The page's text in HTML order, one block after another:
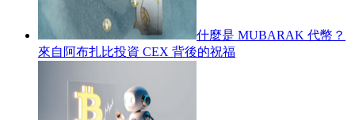
什麼是 MUBARAK 代幣？
來自阿布扎比投資 CEX 背後的祝福